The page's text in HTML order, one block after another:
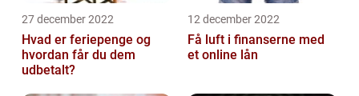
27 december 2022
Hvad er feriepenge og
hvordan får du dem
udbetalt?
12 december 2022
Få luft i finanserne med
et online lån